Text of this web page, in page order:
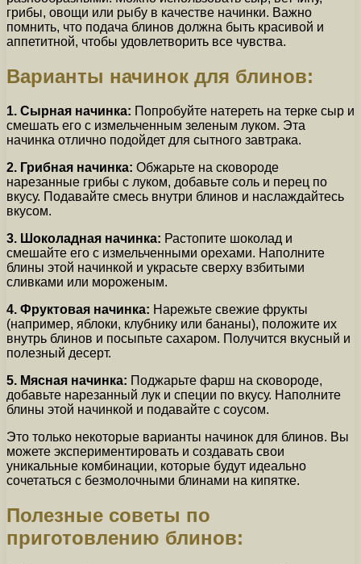
грибы, овощи или рыбу в качестве начинки. Важно
помнить, что подача блинов должна быть красивой и
аппетитной, чтобы удовлетворить все чувства.
Варианты начинок для блинов:
1. Сырная начинка: Попробуйте натереть на терке сыр и
смешать его с измельченным зеленым луком. Эта
начинка отлично подойдет для сытного завтрака.
2. Грибная начинка: Обжарьте на сковороде
нарезанные грибы с луком, добавьте соль и перец по
вкусу. Подавайте смесь внутри блинов и наслаждайтесь
вкусом.
3. Шоколадная начинка: Растопите шоколад и
смешайте его с измельченными орехами. Наполните
блины этой начинкой и украсьте сверху взбитыми
сливками или мороженым.
4. Фруктовая начинка: Нарежьте свежие фрукты
(например, яблоки, клубнику или бананы), положите их
внутрь блинов и посыпьте сахаром. Получится вкусный и
полезный десерт.
5. Мясная начинка: Поджарьте фарш на сковороде,
добавьте нарезанный лук и специи по вкусу. Наполните
блины этой начинкой и подавайте с соусом.
Это только некоторые варианты начинок для блинов. Вы
можете экспериментировать и создавать свои
уникальные комбинации, которые будут идеально
сочетаться с безмолочными блинами на кипятке.
Полезные советы по
приготовлению блинов: